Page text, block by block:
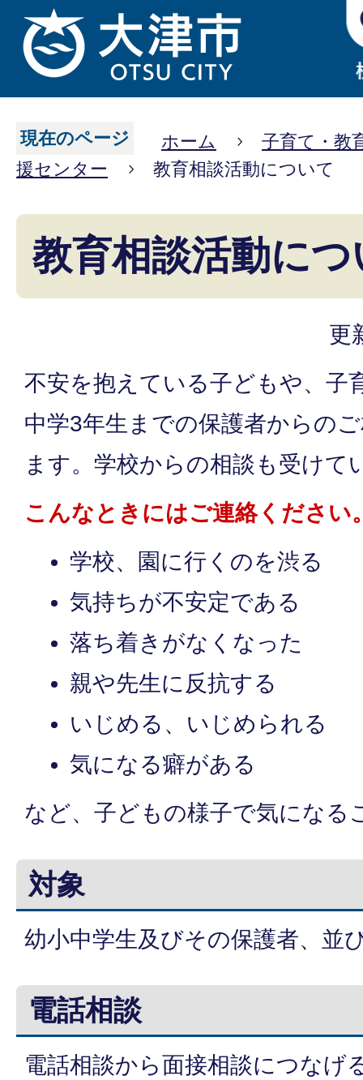
現在のページ ホーム
子育て・教
援センター
教育相談活動について
教育相談活動につ
更
不安を抱えている子どもや、子
中学3年生までの保護者からの
ます。学校からの相談も受けて
こんなときにはご連絡ください
学校、園に行くのを渋る
気持ちが不安定である
落ち着きがなくなった
親や先生に反抗する
いじめる、いじめられる
気になる癖があ
など、子どもの様子で気になる
対象
幼小中学生及びその保護者、並
電話相談
電話相談から面接相談につなげ